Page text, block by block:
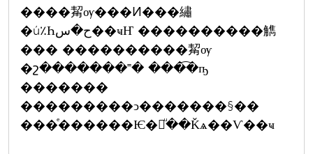
����觢ѹ���Ͷ���繡
�ú٪Һح�س��ҹҤ ����������觹
��� ����������觢ѹ
�շ�������˭� ���͡�ҧ
�������
���������ͻ�������§��
���ͤ������Ѥ�բͧ��Ǩѧ��Ѵ��ҹ